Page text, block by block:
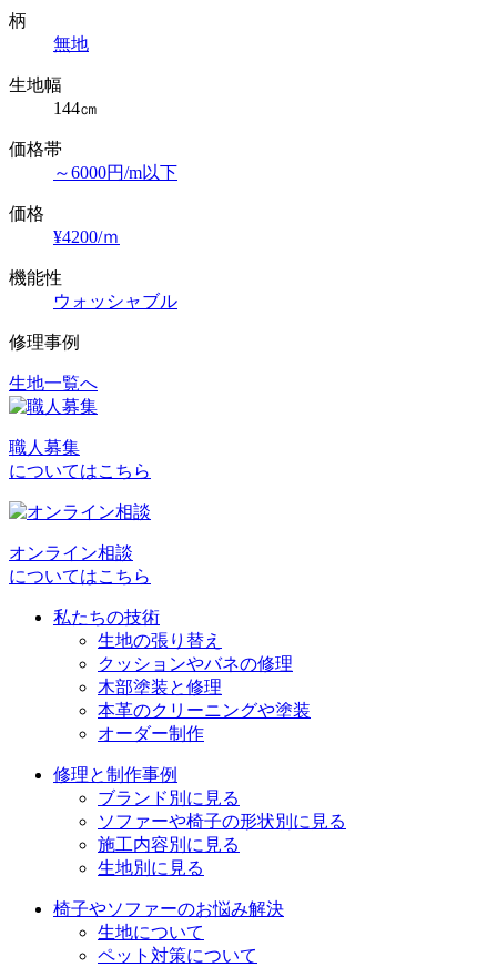
柄
無地
生地幅
144㎝
価格帯
～6000円/m以下
価格
¥4200/ｍ
機能性
ウォッシャブル
修理事例
投
ナ
ビ
ー
生地一覧へ
職人募集
についてはこちら
オンライン相談
についてはこちら
私たちの技術
生地の張り替え
クッションやバネの修理
木部塗装と修理
本革のクリーニングや塗装
オーダー制作
修理と制作事例
ブランド別に見る
ソファーや椅子の形状別に見る
施工内容別に見る
生地別に見る
椅子やソファーのお悩み解決
生地について
ペット対策について